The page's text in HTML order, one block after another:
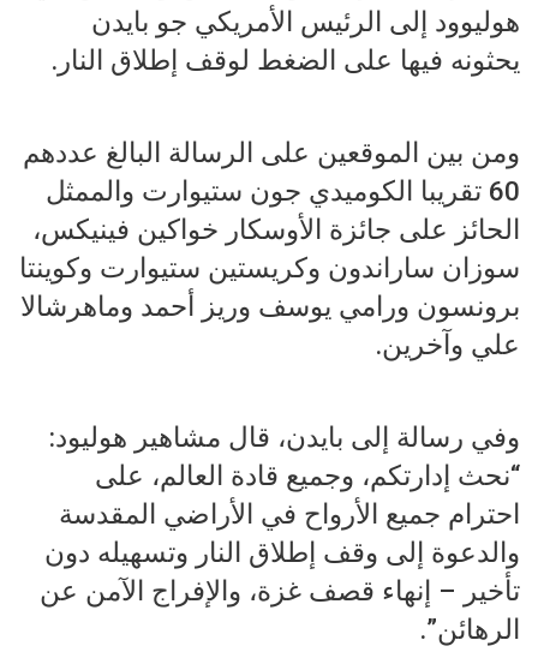
هوليوود إلى الرئيس الأمريكي جو بايدن
يحثونه فيها على الضغط لوقف إطلاق النار.
ومن بين الموقعين على الرسالة البالغ عددهم
60 تقريبا الكوميدي جون ستيوارت والممثل
الحائز على جائزة الأوسكار خواكين فينيكس،
سوزان ساراندون وكريستين ستيوارت وكوينتا
برونسون ورامي يوسف وريز أحمد وماهرشالا
علي وآخرين.
وفي رسالة إلى بايدن، قال مشاهير هوليود:
“نحث إدارتكم، وجميع قادة العالم، على
احترام جميع الأرواح في الأراضي المقدسة
والدعوة إلى وقف إطلاق النار وتسهيله دون
تأخير – إنهاء قصف غزة، والإفراج الآمن عن
الرهائن”.